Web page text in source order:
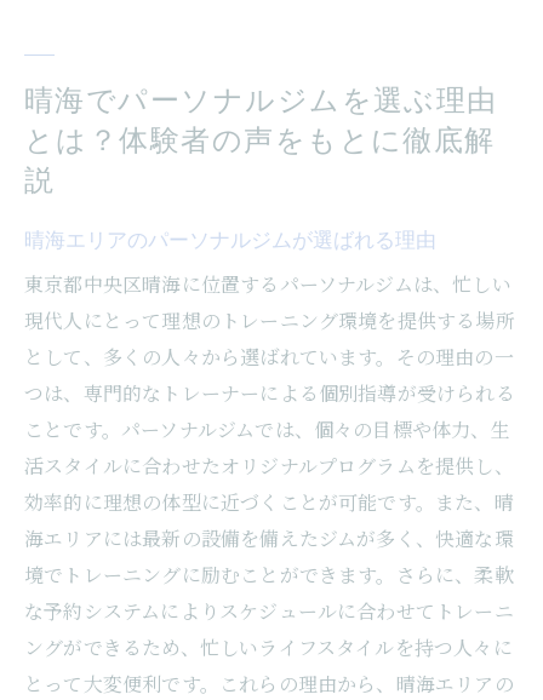
晴海のジムで理想的なトレーニング環境を
見つける
成功例から学ぶ！パーソナルジムの活用法
理想のボディメイクを実現するためにパーソナ
ルジムで得られる効果
個別プログラムがもたらす身体変化
トレーナーの指導で得られる心理的変化
科学的根拠に基づくトレーニングの効果
体験者の声から見る実際のボディメイク効
果
継続することで得られる健康維持の効果
パーソナルジムでのトレーニングがもたら
す長期的な変化
予約のポイントを押さえて晴海のパーソナルジ
ムをスムーズに活用しよう
晴海でパーソナルジムを選ぶ理由
とは？体験者の声をもとに徹底解
説
晴海エリアのパーソナルジムが選ばれる理由
東京都中央区晴海に位置するパーソナルジムは、忙しい
現代人にとって理想のトレーニング環境を提供する場所
として、多くの人々から選ばれています。その理由の一
つは、専門的なトレーナーによる個別指導が受けられる
ことです。パーソナルジムでは、個々の目標や体力、生
活スタイルに合わせたオリジナルプログラムを提供し、
効率的に理想の体型に近づくことが可能です。また、晴
海エリアには最新の設備を備えたジムが多く、快適な環
境でトレーニングに励むことができます。さらに、柔軟
な予約システムによりスケジュールに合わせてトレーニ
ングができるため、忙しいライフスタイルを持つ人々に
とって大変便利です。これらの理由から、晴海エリアの